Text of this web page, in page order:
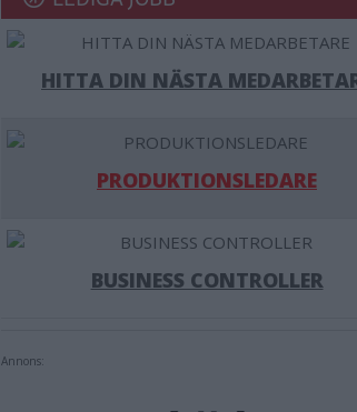
HITTA DIN NÄSTA
PRODUKTIONSLEDARE
BUSINESS CONTROLLER
Annons: